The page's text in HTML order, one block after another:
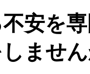
安を
ませ